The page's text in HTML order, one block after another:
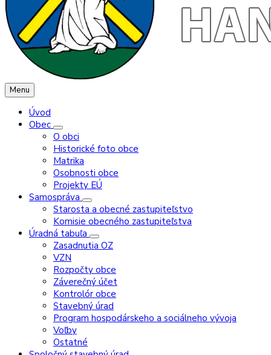
Menu
Úvod
Obec
O obci
Historické foto obce
Matrika
Osobnosti obce
Projekty EÚ
Samospráva
Starosta a obecné zastupiteľstvo
Komisie obecného zastupiteľstva
Úradná tabuľa
Zasadnutia OZ
VZN
Rozpočty obce
Záverečný účet
Kontrolór obce
Stavebný úrad
Program hospodárskeho a sociálneho vývoja
Voľby
Ostatné